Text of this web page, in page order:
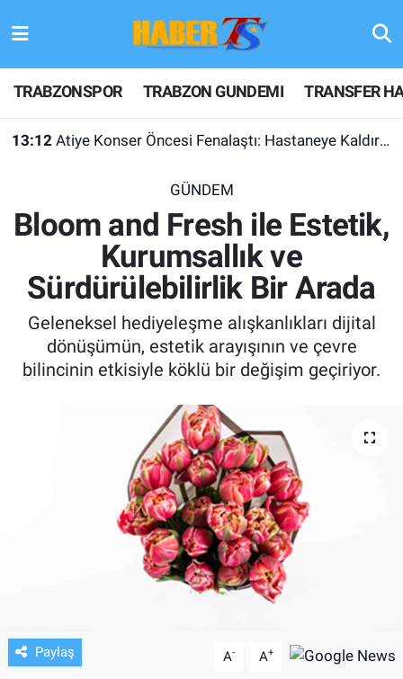
TRABZONSPOR TRABZON GUNDEMI TRANSFER
13:12 Atiye Konser Öncesi Fenalaştı: Hastaneye Kaldırıldı
GÜNDEM
Bloom and Fresh ile Estetik,
Kurumsallık ve
Sürdürülebilirlik Bir Arada
Geleneksel hediyeleşme alışkanlıkları dijital
dönüşümün, estetik arayışının ve çevre
bilincinin etkisiyle köklü bir değişim geçiriyor.
Paylaş A- A+
TRABZONSPOR
TRABZON GUNDEMI
KULİS MEYDANI
1461 TRABZON
FUTBOL
TV VE SİNEMA
BASKETBOL
ASAYİŞ
Hava Durumu
Trafik Durumu
Son Dakika Haberleri
Haber Arşivi